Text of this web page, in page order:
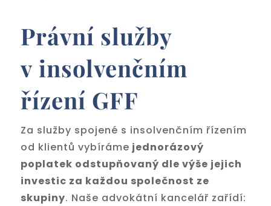
Právní služby
v insolvenčním
řízení GFF
Za služby spojené s insolvenčním řízením
od klientů vybíráme jednorázový
poplatek odstupňovaný dle výše jejich
investic za každou společnost ze
skupiny. Naše advokátní kancelář zařídí: